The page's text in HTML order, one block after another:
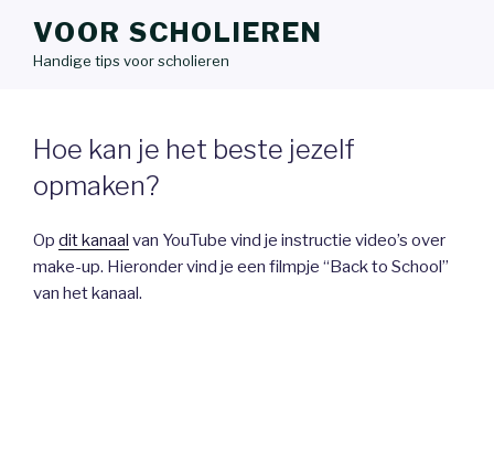
VOOR SCHOLIEREN
Handige tips voor scholieren
Hoe kan je het beste jezelf
opmaken?
Op dit kanaal van YouTube vind je instructie video’s over
make-up. Hieronder vind je een filmpje “Back to School”
van het kanaal.